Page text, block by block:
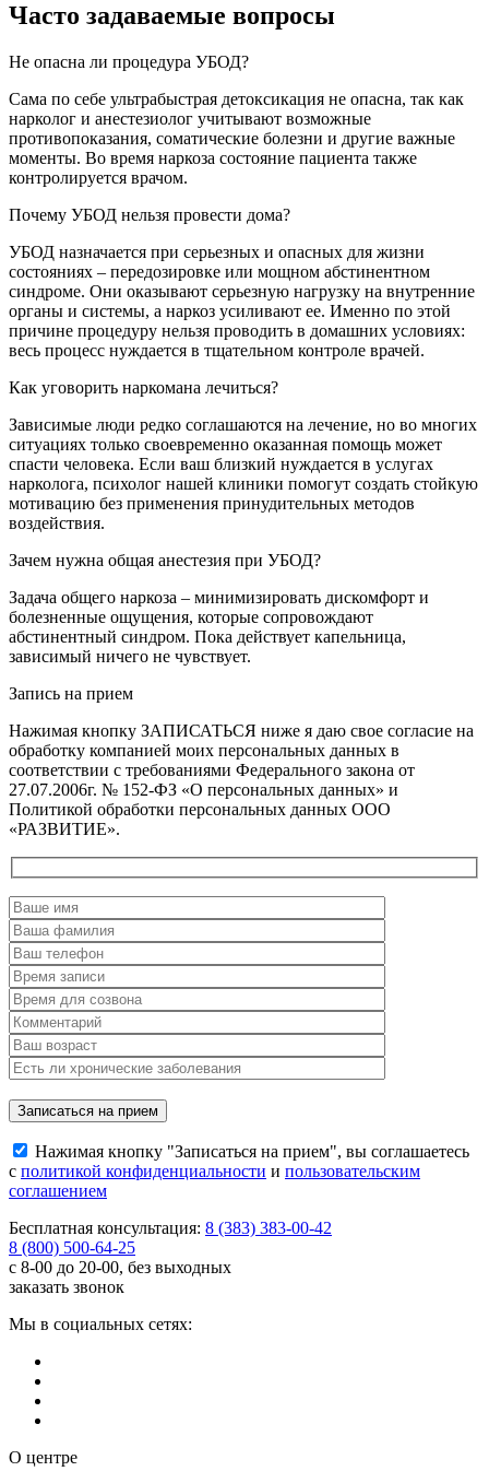
Часто задаваемые вопросы
Не опасна ли процедура УБОД?
Сама по себе ультрабыстрая детоксикация не опасна, так как
нарколог и анестезиолог учитывают возможные
противопоказания, соматические болезни и другие важные
моменты. Во время наркоза состояние пациента также
контролируется врачом.
Почему УБОД нельзя провести дома?
УБОД назначается при серьезных и опасных для жизни
состояниях – передозировке или мощном абстинентном
синдроме. Они оказывают серьезную нагрузку на внутренние
органы и системы, а наркоз усиливают ее. Именно по этой
причине процедуру нельзя проводить в домашних условиях:
весь процесс нуждается в тщательном контроле врачей.
Как уговорить наркомана лечиться?
Зависимые люди редко соглашаются на лечение, но во многих
ситуациях только своевременно оказанная помощь может
спасти человека. Если ваш близкий нуждается в услугах
нарколога, психолог нашей клиники помогут создать стойкую
мотивацию без применения принудительных методов
воздействия.
Зачем нужна общая анестезия при УБОД?
Задача общего наркоза – минимизировать дискомфорт и
болезненные ощущения, которые сопровождают
абстинентный синдром. Пока действует капельница,
зависимый ничего не чувствует.
Запись на прием
Нажимая кнопку ЗАПИСАТЬСЯ ниже я даю свое согласие на
обработку компанией моих персональных данных в
соответствии с требованиями Федерального закона от
27.07.2006г. № 152-ФЗ «О персональных данных» и
Политикой обработки персональных данных ООО
«РАЗВИТИЕ».
Нажимая кнопку "Записаться на прием", вы соглашаетесь
с политикой конфиденциальности и пользовательским
соглашением
Бесплатная консультация: 8 (383) 383-00-42
8 (800) 500-64-25
с 8-00 до 20-00, без выходных
заказать звонок
Мы в социальных сетях:
О центре